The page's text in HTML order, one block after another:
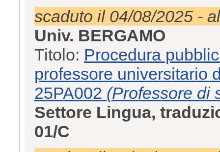
scaduto il 04/08/2025 -
Univ. BERGAMO
Titolo: Procedura
professore universitario
25PA002 (Professore di
Settore Lingua,
01/C